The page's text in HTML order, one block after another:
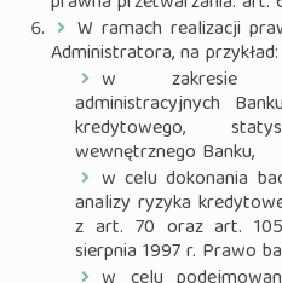
W ramach realizacji
Administratora, na przykład:
w zakresie
administracyjnych
kredytowego,
wewnętrznego Banku,
w celu dokonania
analizy ryzyka
z art. 70 oraz art.
sierpnia 1997 r. Prawo